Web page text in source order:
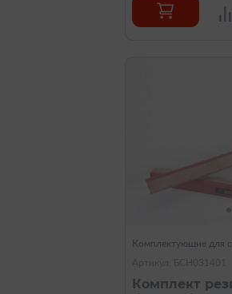
Комплектующие для
Комплект